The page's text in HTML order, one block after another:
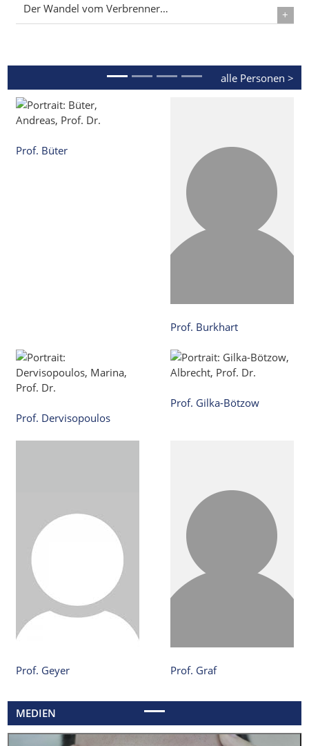
Der Wandel vom Verbrenner…
Details
alle Personen >
Prof. Büter
Prof. Burkhart
Prof. Dervisopoulos
Prof. Gilka-Bötzow
Prof. Geyer Prof. Graf
MEDIEN